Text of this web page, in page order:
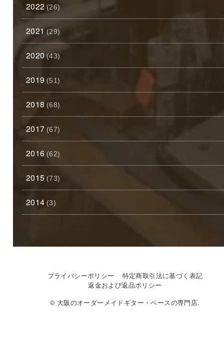
2022 (26)
2021 (29)
2020 (43)
2019 (51)
2018 (68)
2017 (67)
2016 (62)
2015 (73)
2014 (3)
プライバシーポリシー
特定商取引法に基づく表記
返金および返品ポリシー
© 大阪のオーダーメイドギター・ベースの専門店.